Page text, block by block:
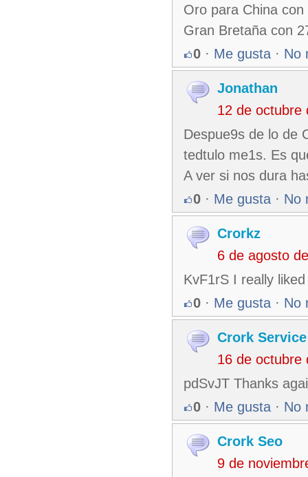
Oro para China
Gran Bretaña con
0 · Me gusta · No
Jonathan
12 de octubre
Despue9s de lo de
tedtulo me1s. Es
A ver si nos dura
0 · Me gusta · No
Crorkz
6 de agosto
KvF1rS I really
0 · Me gusta · No
Crork Service
16 de octubre
pdSvJT Thanks
0 · Me gusta · No
Crork Seo
9 de